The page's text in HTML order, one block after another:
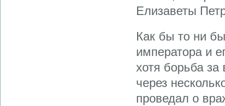
Елизаветы
Как бы то ни
императора и
хотя борьба
через
проведал о